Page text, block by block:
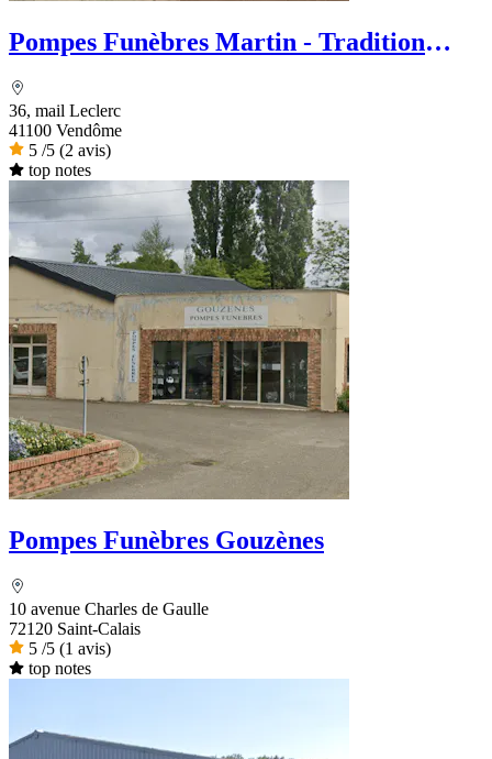
Pompes Funèbres Martin - Tradition
36, mail Leclerc
41100 Vendôme
5 /5 (2 avis)
top notes
Pompes Funèbres Gouzènes
10 avenue Charles de Gaulle
72120 Saint-Calais
5 /5 (1 avis)
top notes